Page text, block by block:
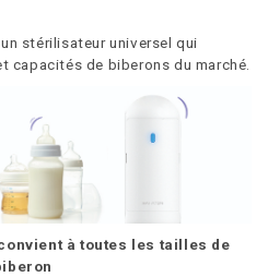
stérilisateur universel qui
capacités de biberons du marché.
à toutes les tailles de